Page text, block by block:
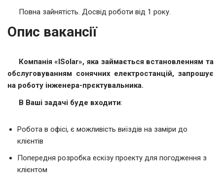
Повна зайнятість. Досвід роботи від 1 року.
Опис вакансії
Компанія «ISolar», яка займається встановленням та
обслуговуванням сонячних електростанцій, запрошує
на роботу інженера-прєктувальника.
В Ваші задачі буде входити:
Робота в офісі, є можливість виїздів на заміри до
клієнтів
Попередня розробка ескізу проекту для погодження з
клієнтом